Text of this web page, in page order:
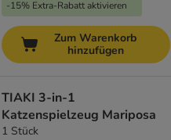
-15% Extra-Rabatt aktivieren
Zum Warenkorb
hinzufügen
TIAKI 3-in-1
Katzenspielzeug Mariposa
1 Stück